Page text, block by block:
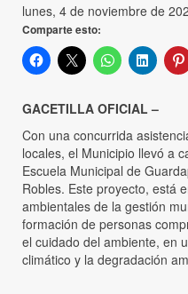
lunes, 4 de noviembre de
Comparte esto:
GACETILLA OFICIAL –
Con una concurrida
locales, el Municipio llevó a
Escuela Municipal de
Robles. Este proyecto, está
ambientales de la gestión
formación de personas
el cuidado del ambiente, en
climático y la degradación